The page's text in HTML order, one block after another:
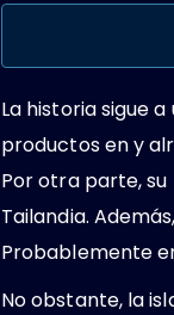
La historia sigue
productos en y
Por otra parte,
Tailandia.
Probablemente
No obstante, la